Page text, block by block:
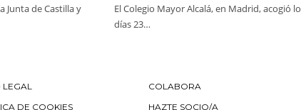
Junta de Castilla y
El Colegio Mayor Alcalá, en Madrid, acogió
días 23…
DE COOKIES
COLABORA
HAZTE SOCIO/A